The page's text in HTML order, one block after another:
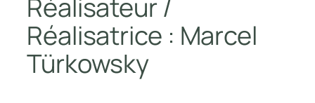
Réalisateur /
Réalisatrice : Marcel
Türkowsky